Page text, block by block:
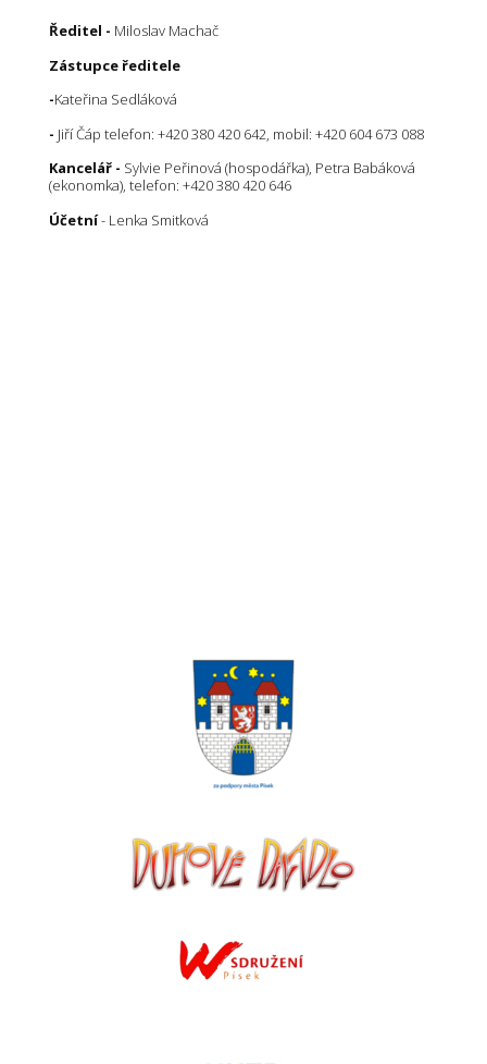
Ředitel - Miloslav Machač
Zástupce ředitele
-Kateřina Sedláková
- Jiří Čáp telefon: +420 380 420 642, mobil: +420 604 673 088
Kancelář - Sylvie Peřinová (hospodářka), Petra Babáková
(ekonomka), telefon: +420 380 420 646
Účetní- Lenka Smitková